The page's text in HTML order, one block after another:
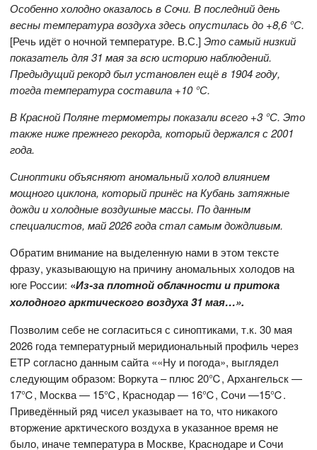
Особенно холодно оказалось в Сочи. В последний день
весны температура воздуха здесь опустилась до +8,6 °С.
[Речь идёт о ночной температуре. В.С.]Это самый низкий
показатель для 31 мая за всю историю наблюдений.
Предыдущий рекорд был установлен ещё в 1904 году,
тогда температура составила +10 °С.
В Красной Поляне термометры показали всего +3 °С. Это
также ниже прежнего рекорда, который держался с 2001
года.
Синоптики объясняют аномальный холод влиянием
мощного циклона, который принёс на Кубань затяжные
дожди и холодные воздушные массы. По данным
специалистов, май 2026 года стал самым дождливым.
Обратим внимание на выделенную нами в этом тексте
фразу, указывающую на причину аномальных холодов на
юге России: «Из-за плотной облачности и притока
холодного арктического воздуха 31 мая…».
Позволим себе не согласиться с синоптиками, т.к. 30 мая
2026 года температурный меридиональный профиль через
ЕТР согласно данным сайта ««Ну и погода», выглядел
следующим образом: Воркута – плюс 20℃, Архангельск —
17℃, Москва — 15℃, Краснодар — 16℃, Сочи —15℃.
Приведённый ряд чисел указывает на то, что никакого
вторжение арктического воздуха в указанное время не
было, иначе температура в Москве, Краснодаре и Сочи